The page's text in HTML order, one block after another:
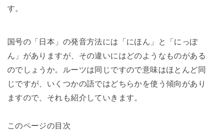
す。
国号の「日本」の発音方法には「にほん」と「にっぽ
ん」がありますが、その違いにはどのようなものがある
のでしょうか。ルーツは同じですので意味はほとんど同
じですが、いくつかの語ではどちらかを使う傾向があり
ますので、それも紹介していきます。
このページの目次